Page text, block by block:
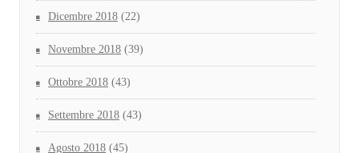
Dicembre 2018 (22)
Novembre 2018 (39)
Ottobre 2018 (43)
Settembre 2018 (43)
Agosto 2018 (45)